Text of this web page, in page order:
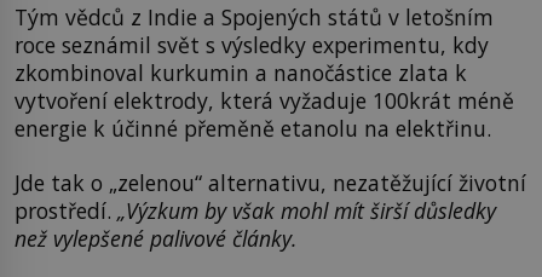
Tým vědců z Indie a Spojených států v letošním
roce seznámil svět s výsledky experimentu, kdy
zkombinoval kurkumin a nanočástice zlata k
vytvoření elektrody, která vyžaduje 100krát méně
energie k účinné přeměně etanolu na elektřinu.
Jde tak o „zelenou“ alternativu, nezatěžující životní
prostředí. „Výzkum by však mohl mít širší důsledky
než vylepšené palivové články.